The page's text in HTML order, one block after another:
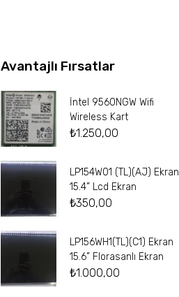
Avantajlı Fırsatlar
İntel 9560NGW Wifi
Wireless Kart
₺1.250,00
LP154W01 (TL)(AJ) Ekran
15.4” Lcd Ekran
₺350,00
LP156WH1(TL)(C1) Ekran
15.6” Florasanlı Ekran
₺1.000,00